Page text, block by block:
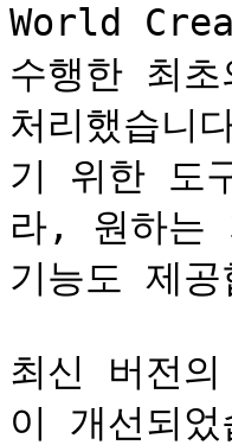
World
수행한 최
처리했습니
기 위한 도
라, 원하는
기능도 제공
최신 버전
이 개선되